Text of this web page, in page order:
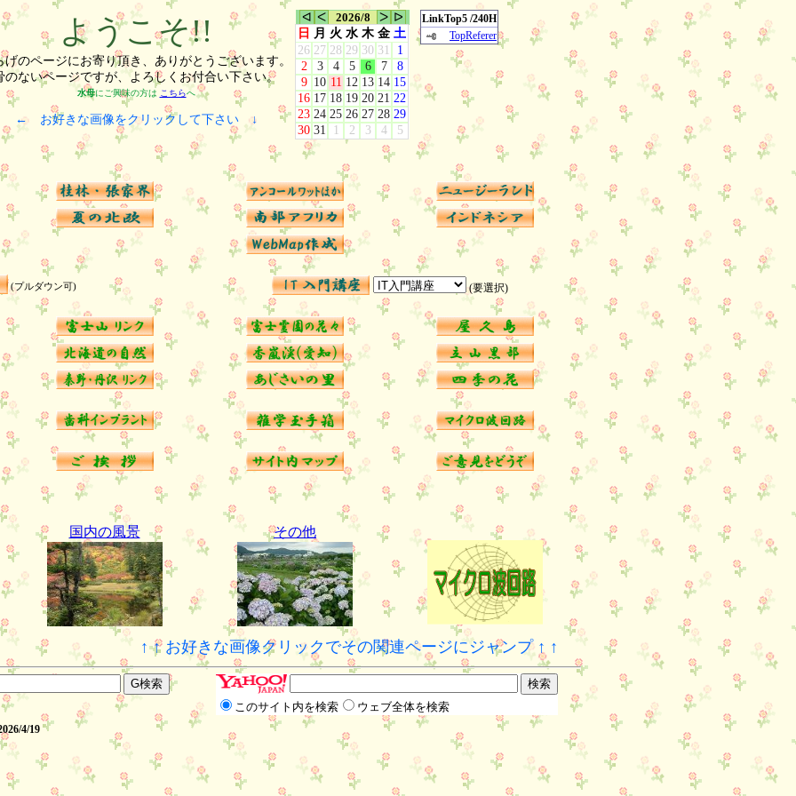
ようこそ!!
げのページにお寄り頂き、ありがとうございます。
のないページですが、よろしくお付合い下さい。
水母にご興味の方は こちらへ
← お好きな画像をクリックして下さい ↓
ᐊ ᐸ 2026/8 ᐳ ᐅ
日 月 火 水 木 金 土
26 27 28 29 30 31
1
2
3 4 5 6 7
8
9 10 11 12 13 14 15
16 17 18 19 20 21 22
23 24 25 26 27 28 29
30 31 1 2 3 4 5
LinkTop5 /240H
TopReferer
(プルダウン可) (要選択)
国内の風景 その他
↑ ↑ お好きな画像クリックでその関連ページにジャンプ ↑ ↑
このサイト内を検索 ウェブ全体を検索
4/19